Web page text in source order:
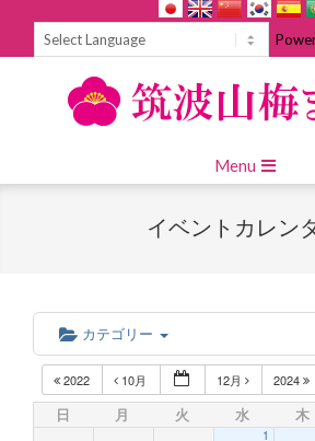
Navigation
Menu
イベントカレン
カテゴリー
2022 10月 12月 2024
日 月 火 水 木
1